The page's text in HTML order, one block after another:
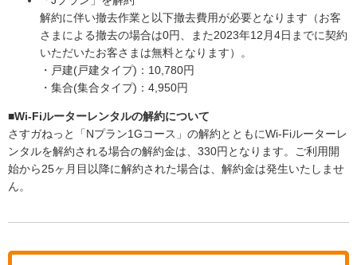
解約に伴い撤去作業と以下撤去費用が必要となります（お客
さまによる撤去の場合は0円、また2023年12月4日までに契約
いただいたお客さまは無料となります）。
・戸建(戸建タイプ)：10,780円
・集合(集合タイプ)：4,950円
■Wi-Fiルーターレンタルの解約について
さすガねっと「Nプラン1Gコース」の解約とともにWi-Fiルーターレ
ンタルを解約される場合の解約金は、330円となります。ご利用開
始から25ヶ月目以降に解約された場合は、解約金は発生いたしませ
ん。